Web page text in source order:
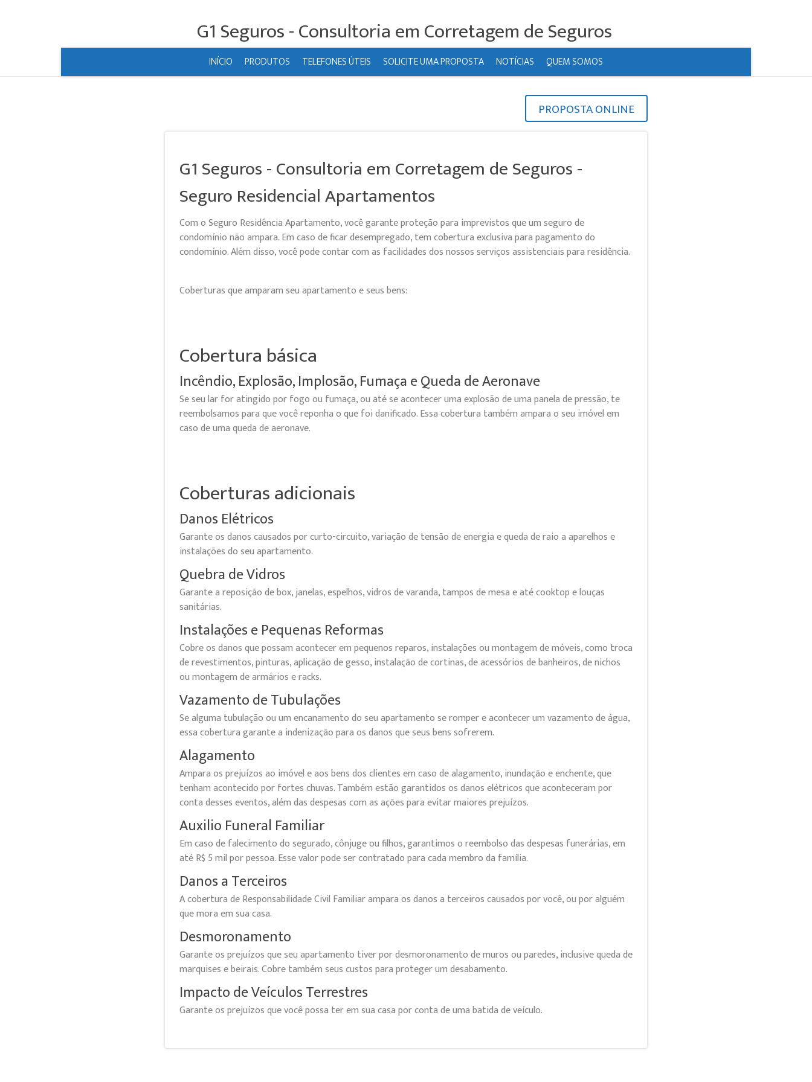
G1 Seguros - Consultoria em Corretagem de Seguros
INÍCIO PRODUTOS TELEFONES ÚTEIS SOLICITE UMA PROPOSTA NOTÍCIAS QUEM SOMOS
PROPOSTA ONLINE
G1 Seguros - Consultoria em Corretagem de Seguros -
Seguro Residencial Apartamentos
Com o Seguro Residência Apartamento, você garante proteção para imprevistos que um seguro de
condomínio não ampara. Em caso de ficar desempregado, tem cobertura exclusiva para pagamento do
condomínio. Além disso, você pode contar com as facilidades dos nossos serviços assistenciais para residência.
Coberturas que amparam seu apartamento e seus bens:
Cobertura básica
Incêndio, Explosão, Implosão, Fumaça e Queda de Aeronave
Se seu lar for atingido por fogo ou fumaça, ou até se acontecer uma explosão de uma panela de pressão, te
reembolsamos para que você reponha o que foi danificado. Essa cobertura também ampara o seu imóvel em
caso de uma queda de aeronave.
Coberturas adicionais
Danos Elétricos
Garante os danos causados por curto-circuito, variação de tensão de energia e queda de raio a aparelhos e
instalações do seu apartamento.
Quebra de Vidros
Garante a reposição de box, janelas, espelhos, vidros de varanda, tampos de mesa e até cooktop e louças
sanitárias.
Instalações e Pequenas Reformas
Cobre os danos que possam acontecer em pequenos reparos, instalações ou montagem de móveis, como troca
de revestimentos, pinturas, aplicação de gesso, instalação de cortinas, de acessórios de banheiros, de nichos
ou montagem de armários e racks.
Vazamento de Tubulações
Se alguma tubulação ou um encanamento do seu apartamento se romper e acontecer um vazamento de água,
essa cobertura garante a indenização para os danos que seus bens sofrerem.
Alagamento
Ampara os prejuízos ao imóvel e aos bens dos clientes em caso de alagamento, inundação e enchente, que
tenham acontecido por fortes chuvas. Também estão garantidos os danos elétricos que aconteceram por
conta desses eventos, além das despesas com as ações para evitar maiores prejuízos.
Auxilio Funeral Familiar
Em caso de falecimento do segurado, cônjuge ou filhos, garantimos o reembolso das despesas funerárias, em
até R$ 5 mil por pessoa. Esse valor pode ser contratado para cada membro da família.
Danos a Terceiros
A cobertura de Responsabilidade Civil Familiar ampara os danos a terceiros causados por você, ou por alguém
que mora em sua casa.
Desmoronamento
Garante os prejuízos que seu apartamento tiver por desmoronamento de muros ou paredes, inclusive queda de
marquises e beirais. Cobre também seus custos para proteger um desabamento.
Impacto de Veículos Terrestres
Garante os prejuízos que você possa ter em sua casa por conta de uma batida de veículo.